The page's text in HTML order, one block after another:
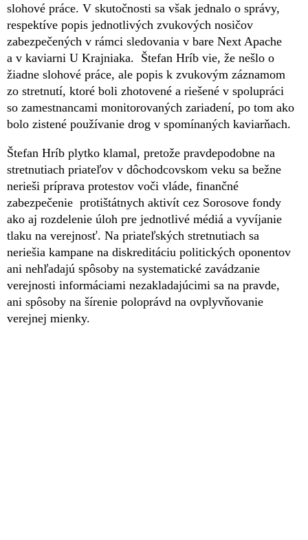
slohové práce. V skutočnosti sa však jednalo o správy,
respektíve popis jednotlivých zvukových nosičov
zabezpečených v rámci sledovania v bare Next Apache
a v kaviarni U Krajniaka. Štefan Hríb vie, že nešlo o
žiadne slohové práce, ale popis k zvukovým záznamom
zo stretnutí, ktoré boli zhotovené a riešené v spolupráci
so zamestnancami monitorovaných zariadení, po tom ako
bolo zistené používanie drog v spomínaných kaviarňach.
Štefan Hríb plytko klamal, pretože pravdepodobne na
stretnutiach priateľov v dôchodcovskom veku sa bežne
nerieši príprava protestov voči vláde, finančné
zabezpečenie protištátnych aktivít cez Sorosove fondy
ako aj rozdelenie úloh pre jednotlivé médiá a vyvíjanie
tlaku na verejnosť. Na priateľských stretnutiach sa
neriešia kampane na diskreditáciu politických oponentov
ani nehľadajú spôsoby na systematické zavádzanie
verejnosti informáciami nezakladajúcimi sa na pravde,
ani spôsoby na šírenie poloprávd na ovplyvňovanie
verejnej mienky.